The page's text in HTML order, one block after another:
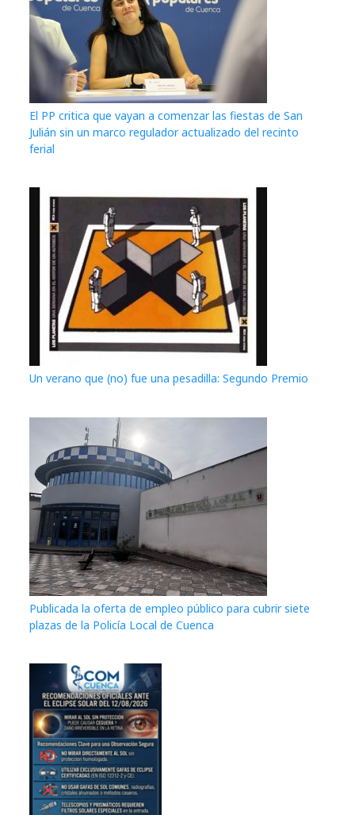
El PP critica que vayan a comenzar las fiestas de San
Julián sin un marco regulador actualizado del recinto
ferial
Un verano que (no) fue una pesadilla: Segundo Premio
Publicada la oferta de empleo público para cubrir siete
plazas de la Policía Local de Cuenca